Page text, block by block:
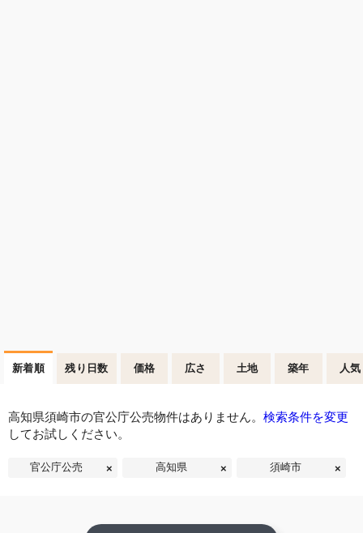
新着順 残り日数 価格 広さ 土地 築年 人気
高知県須崎市の官公庁公売物件はありません。 検索条件を変更
してお試しください。
官公庁公売 高知県 須崎市